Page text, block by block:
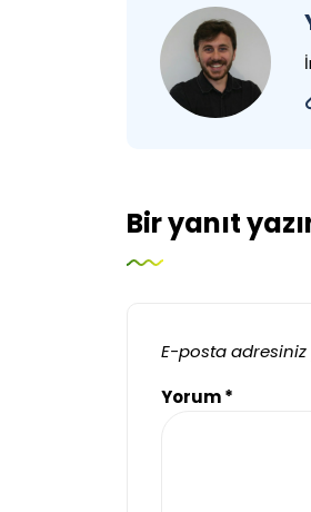
Bir yanıt
E-posta adresiniz
Yorum*